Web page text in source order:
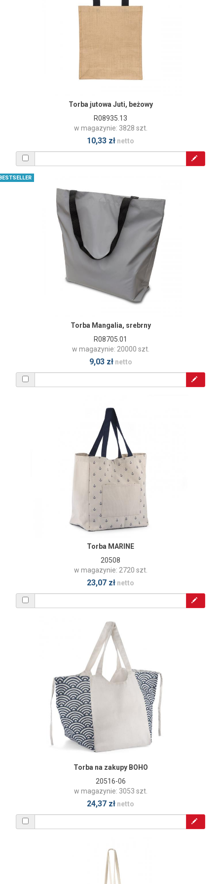
Torba jutowa Juti, beżowy
R08935.13
w magazynie: 3828 szt.
10,33 zł netto
Torba Mangalia, srebrny
R08705.01
w magazynie: 20000 szt.
9,03 złnetto
Torba MARINE
20508
w magazynie: 2720 szt.
23,07 zł netto
Torba na zakupy BOHO
20516-06
w magazynie: 3053 szt.
24,37 zł netto